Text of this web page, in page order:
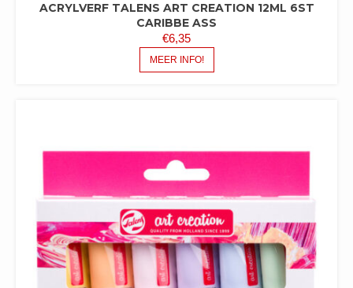
ACRYLVERF TALENS ART CREATION 12ML 6ST
CARIBBE ASS
€6,35
MEER INFO!